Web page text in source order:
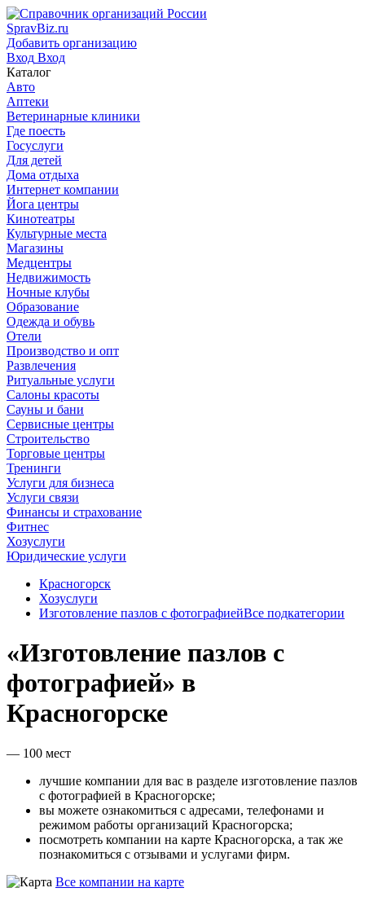
SpravBiz.ru
Добавить организацию
Вход Вход
Каталог
Авто
Аптеки
Ветеринарные клиники
Где поесть
Госуслуги
Для детей
Дома отдыха
Интернет компании
Йога центры
Кинотеатры
Культурные места
Магазины
Медцентры
Недвижимость
Ночные клубы
Образование
Одежда и обувь
Отели
Производство и опт
Развлечения
Ритуальные услуги
Салоны красоты
Сауны и бани
Сервисные центры
Строительство
Торговые центры
Тренинги
Услуги для бизнеса
Услуги связи
Финансы и страхование
Фитнес
Хозуслуги
Юридические услуги
Красногорск
Хозуслуги
Изготовление пазлов с фотографиейВсе подкатегории
«Изготовление пазлов с
фотографией» в
Красногорске
— 100 мест
лучшие компании для вас в разделе изготовление пазлов
с фотографией в Красногорске;
вы можете ознакомиться с адресами, телефонами и
режимом работы организаций Красногорска;
посмотреть компании на карте Красногорска, а так же
познакомиться с отзывами и услугами фирм.
Все компании на карте